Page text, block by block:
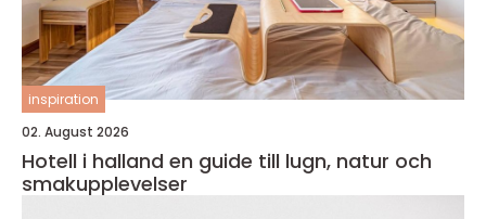
inspiration
02. August 2026
Hotell i halland en guide till lugn, natur och
smakupplevelser